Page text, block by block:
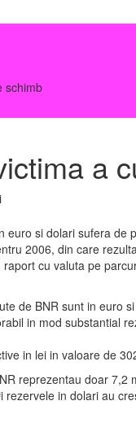
schimb
a
si dolari sufera
2006, din care
cu valuta pe
de BNR sunt in euro
in mod substantial
in lei in valoare de
reprezentau doar
in dolari au